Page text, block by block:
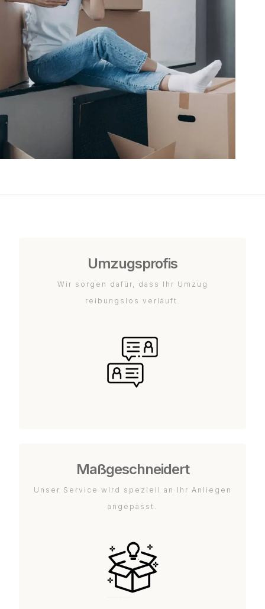
Umzugsprofis
Wir sorgen dafür, dass Ihr Umzug
reibungslos verläuft.
Maßgeschneidert
Unser Service wird speziell an Ihr Anliegen
angepasst.